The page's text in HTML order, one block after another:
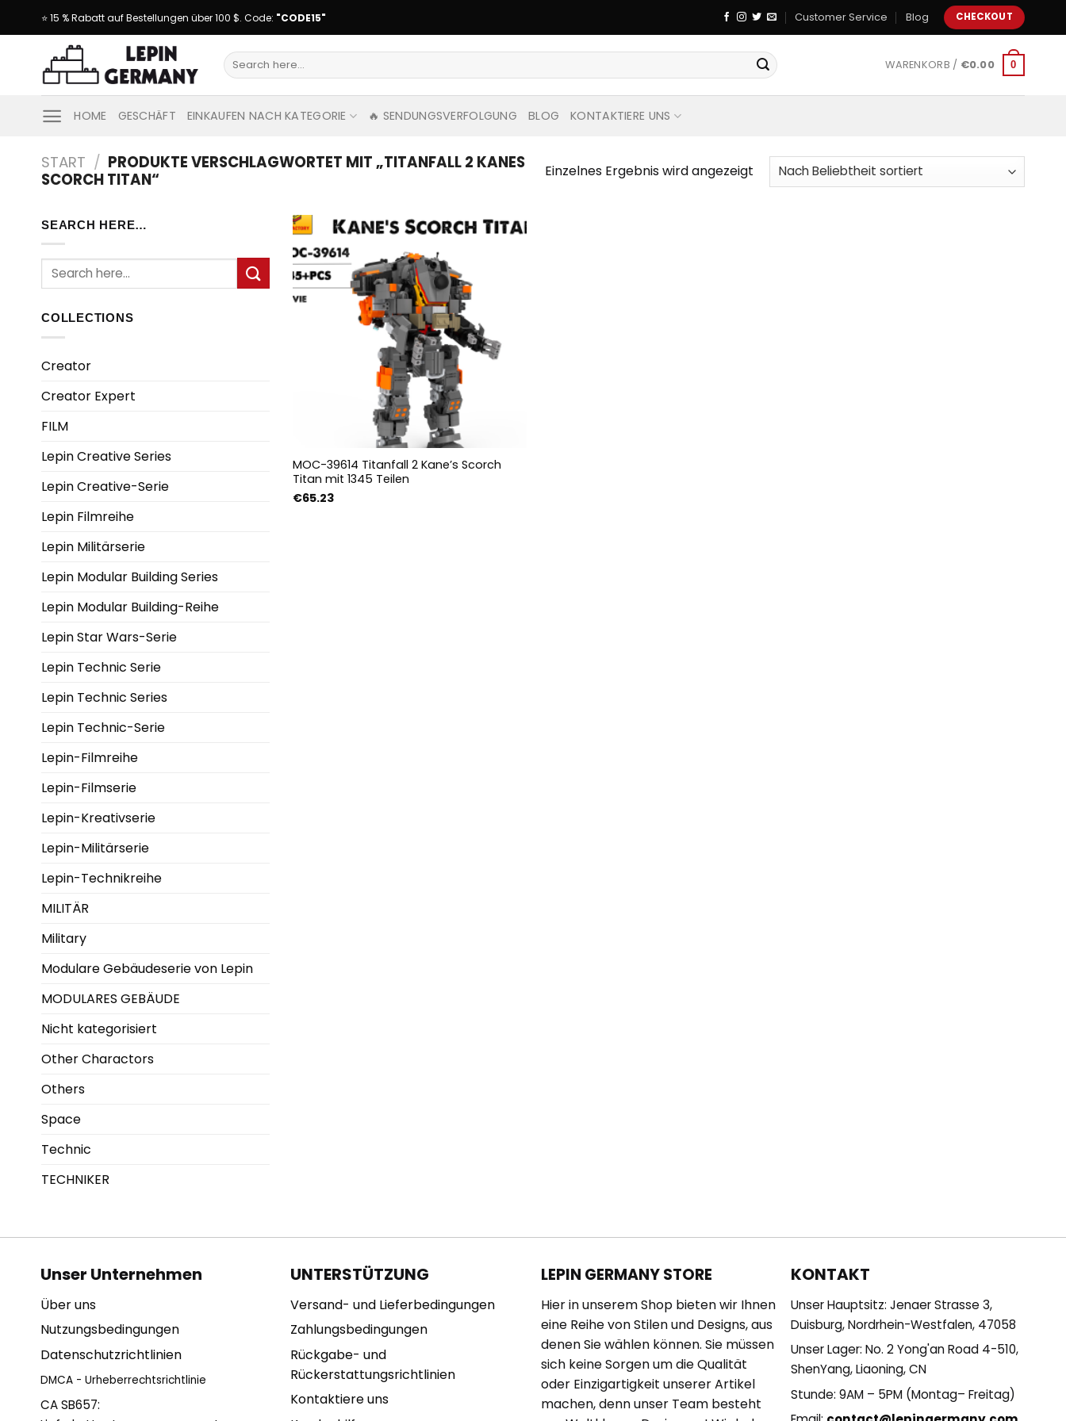
⭐ 15 % Rabatt auf Bestellungen über 100 $. Code: "CODE15" Customer Service Blog CHECKOUT
Suche
nach:
WARENKORB / €0.00 0
HOME GESCHÄFT EINKAUFEN NACH KATEGORIE 🔥 SENDUNGSVERFOLGUNG BLOG KONTAKTIERE UNS
START / PRODUKTE VERSCHLAGWORTET MIT „TITANFALL 2 KANES
SCORCH TITAN“
Einzelnes Ergebnis wird angezeigt
SEARCH HERE…
Suche
nach:
COLLECTIONS
Creator
Creator Expert
FILM
Lepin Creative Series
Lepin Creative-Serie
Lepin Filmreihe
Lepin Militärserie
Lepin Modular Building Series
Lepin Modular Building-Reihe
Lepin Star Wars-Serie
Lepin Technic Serie
Lepin Technic Series
Lepin Technic-Serie
Lepin-Filmreihe
Lepin-Filmserie
Lepin-Kreativserie
Lepin-Militärserie
Lepin-Technikreihe
MILITÄR
Military
Modulare Gebäudeserie von Lepin
MODULARES GEBÄUDE
Nicht kategorisiert
Other Charactors
Others
Space
Technic
TECHNIKER
MOC-39614 Titanfall 2 Kane’s Scorch
Titan mit 1345 Teilen
€65.23
Unser Unternehmen
Über uns
Nutzungsbedingungen
Datenschutzrichtlinien
DMCA - Urheberrechtsrichtlinie
CA SB657:
UNTERSTÜTZUNG
Versand- und Lieferbedingungen
Zahlungsbedingungen
Rückgabe- und
Rückerstattungsrichtlinien
Kontaktiere uns
LEPIN GERMANY STORE
Hier in unserem Shop bieten wir Ihnen
eine Reihe von Stilen und Designs, aus
denen Sie wählen können. Sie müssen
sich keine Sorgen um die Qualität
oder Einzigartigkeit unserer Artikel
machen, denn unser Team besteht
KONTAKT
Unser Hauptsitz: Jenaer Strasse 3,
Duisburg, Nordrhein-Westfalen, 47058
Unser Lager: No. 2 Yong'an Road 4-510,
ShenYang, Liaoning, CN
Stunde: 9AM – 5PM (Montag– Freitag)